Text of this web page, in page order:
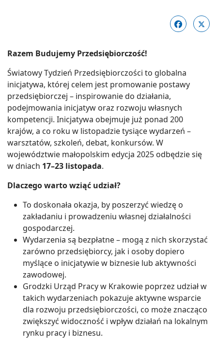
Razem Budujemy Przedsiębiorczość!
Światowy Tydzień Przedsiębiorczości to globalna
inicjatywa, której celem jest promowanie postawy
przedsiębiorczej – inspirowanie do działania,
podejmowania inicjatyw oraz rozwoju własnych
kompetencji. Inicjatywa obejmuje już ponad 200
krajów, a co roku w listopadzie tysiące wydarzeń –
warsztatów, szkoleń, debat, konkursów. W
województwie małopolskim edycja 2025 odbędzie się
w dniach 17–23 listopada.
Dlaczego warto wziąć udział?
To doskonała okazja, by poszerzyć wiedzę o
zakładaniu i prowadzeniu własnej działalności
gospodarczej.
Wydarzenia są bezpłatne – mogą z nich skorzystać
zarówno przedsiębiorcy, jak i osoby dopiero
myślące o inicjatywie w biznesie lub aktywności
zawodowej.
Grodzki Urząd Pracy w Krakowie poprzez udział w
takich wydarzeniach pokazuje aktywne wsparcie
dla rozwoju przedsiębiorczości, co może znacząco
zwiększyć widoczność i wpływ działań na lokalnym
rynku pracy i biznesu.